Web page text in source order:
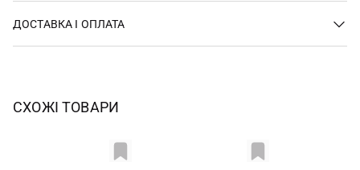
ДОСТАВКА І ОПЛАТА
СХОЖІ ТОВАРИ